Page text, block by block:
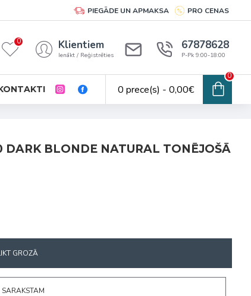
PIEGĀDE UN APMAKSA PRO CENAS
0 Klientiem
Ienākt / Reģistrēties
67878628
P-Pk 9:00-18:00
0 prece(s) - 0,00€
0
BLONDE NATURAL TONĒJOŠĀ
GROZĀ
SARAKSTAM